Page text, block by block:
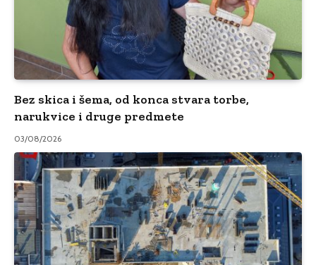
Bez skica i šema, od konca stvara torbe,
narukvice i druge predmete
03/08/2026